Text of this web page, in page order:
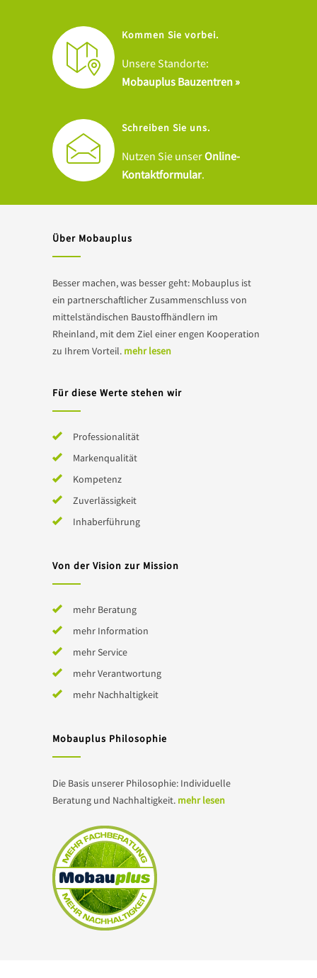
Kommen Sie vorbei.
Unsere Standorte:
Mobauplus Bauzentren »
Schreiben Sie uns.
Nutzen Sie unserOnline-
Kontaktformular.
Über Mobauplus
Besser machen, was besser geht: Mobauplus ist
ein partnerschaftlicher Zusammenschluss von
mittelständischen Baustoffhändlern im
Rheinland, mit dem Ziel einer engen Kooperation
zu Ihrem Vorteil. mehr lesen
Für diese Werte stehen wir
Professionalität
Markenqualität
Kompetenz
Zuverlässigkeit
Inhaberführung
Von der Vision zur Mission
mehr Beratung
mehr Information
mehr Service
mehr Verantwortung
mehr Nachhaltigkeit
Mobauplus Philosophie
Die Basis unserer Philosophie: Individuelle
Beratung und Nachhaltigkeit. mehr lesen